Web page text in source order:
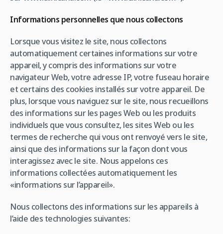
Informations personnelles que nous collectons
Lorsque vous visitez le site, nous collectons
automatiquement certaines informations sur votre
appareil, y compris des informations sur votre
navigateur Web, votre adresse IP, votre fuseau horaire
et certains des cookies installés sur votre appareil. De
plus, lorsque vous naviguez sur le site, nous recueillons
des informations sur les pages Web ou les produits
individuels que vous consultez, les sites Web ou les
termes de recherche qui vous ont renvoyé vers le site,
ainsi que des informations sur la façon dont vous
interagissez avec le site. Nous appelons ces
informations collectées automatiquement les
«informations sur l’appareil».
Nous collectons des informations sur les appareils à
l’aide des technologies suivantes: